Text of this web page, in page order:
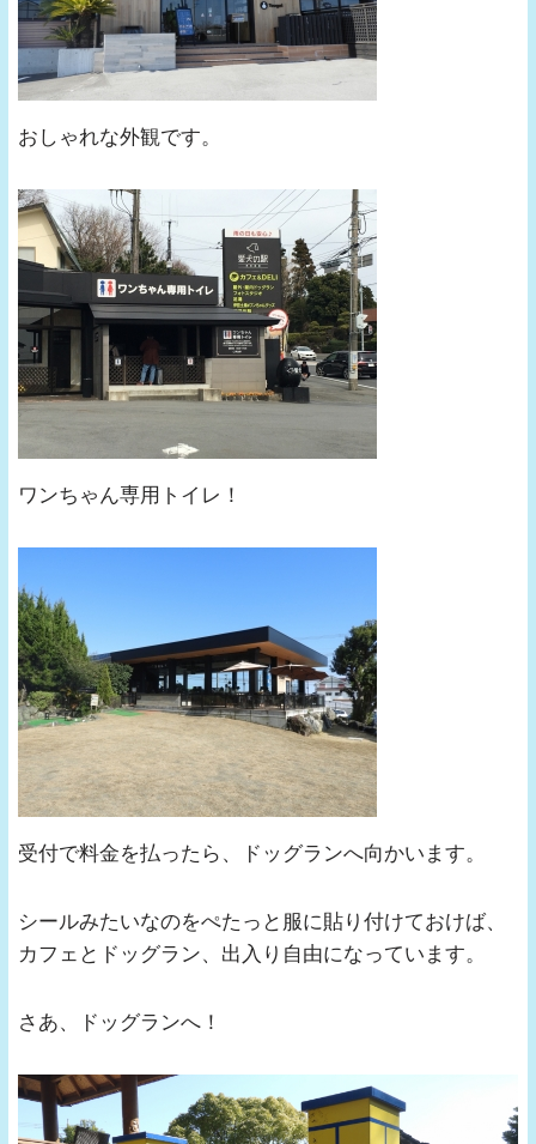
おしゃれな外観です。
ワンちゃん専用トイレ！
受付で料金を払ったら、ドッグランへ向かいます。
シールみたいなのをぺたっと服に貼り付けておけば、
カフェとドッグラン、出入り自由になっています。
さあ、ドッグランへ！